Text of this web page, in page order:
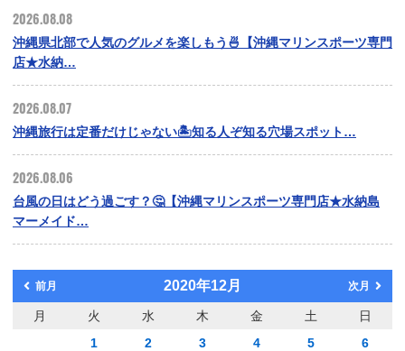
2026.08.08
沖縄県北部で人気のグルメを楽しもう🍜【沖縄マリンスポーツ専門
店★水納…
2026.08.07
沖縄旅行は定番だけじゃない🏝️知る人ぞ知る穴場スポット…
2026.08.06
台風の日はどう過ごす？🤔【沖縄マリンスポーツ専門店★水納島
マーメイド…
前月 2020年12月 次月
月 火 水 木 金 土
日
1
2 3 4 5
6